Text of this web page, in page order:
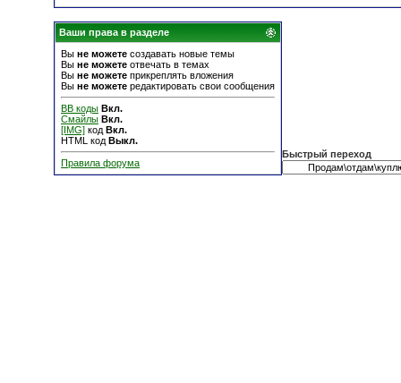
Ваши права в разделе
Вы не можете создавать новые темы
Вы не можете отвечать в темах
Вы не можете прикреплять вложения
Вы не можете редактировать свои сообщения
BB коды Вкл.
Смайлы Вкл.
[IMG] код Вкл.
HTML код Выкл.
Правила форума
Быстрый переход